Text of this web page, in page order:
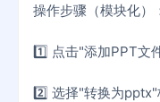
操作步骤（模块化）
1️⃣ 点击"添加PPT文
2️⃣ 选择"转换为pptx"